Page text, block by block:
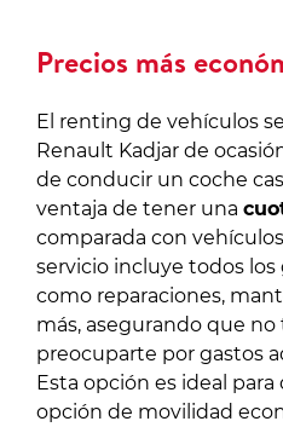
Precios más
El renting de vehículos
Renault Kadjar de
de conducir un coche
ventaja de tener una
comparada con
servicio incluye todos los
como reparaciones,
más, asegurando que
preocuparte por gastos
Esta opción es ideal
opción de movilidad